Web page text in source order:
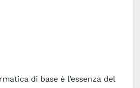
di base è l’essenza del